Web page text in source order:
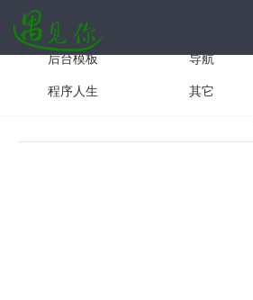
手机模板
后台模板
导航
程序人生
其它
Html5录音插件